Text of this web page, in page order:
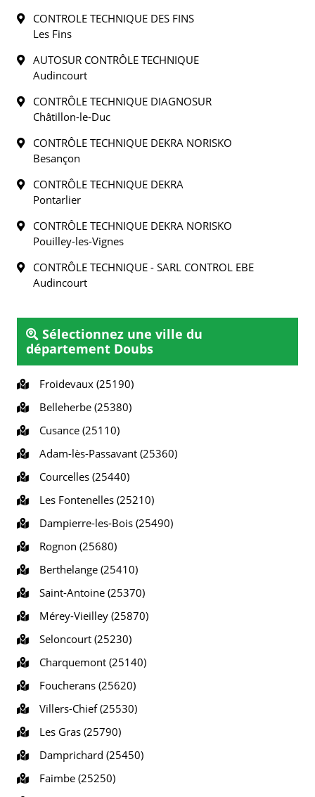
CONTROLE TECHNIQUE DES FINS
Les Fins
AUTOSUR CONTRÔLE TECHNIQUE
Audincourt
CONTRÔLE TECHNIQUE DIAGNOSUR
Châtillon-le-Duc
CONTRÔLE TECHNIQUE DEKRA NORISKO
Besançon
CONTRÔLE TECHNIQUE DEKRA
Pontarlier
CONTRÔLE TECHNIQUE DEKRA NORISKO
Pouilley-les-Vignes
CONTRÔLE TECHNIQUE - SARL CONTROL EBE
Audincourt
Sélectionnez une ville du
département Doubs
Froidevaux (25190)
Belleherbe (25380)
Cusance (25110)
Adam-lès-Passavant (25360)
Courcelles (25440)
Les Fontenelles (25210)
Dampierre-les-Bois (25490)
Rognon (25680)
Berthelange (25410)
Saint-Antoine (25370)
Mérey-Vieilley (25870)
Seloncourt (25230)
Charquemont (25140)
Foucherans (25620)
Villers-Chief (25530)
Les Gras (25790)
Damprichard (25450)
Faimbe (25250)